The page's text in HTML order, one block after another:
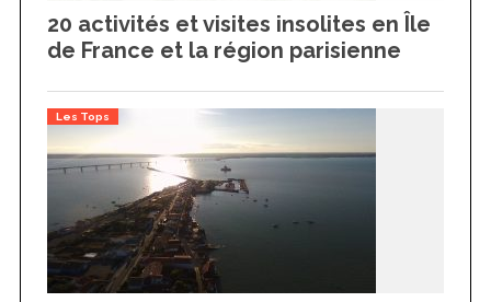
20 activités et visites insolites en Île
de France et la région parisienne
Les Tops